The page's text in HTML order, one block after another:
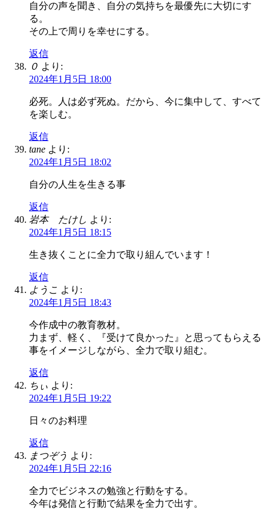
自分の声を聞き、自分の気持ちを最優先に大切にす
る。
その上で周りを幸せにする。
返信
０ より:
2024年1月5日 18:00
必死。人は必ず死ぬ。だから、今に集中して、すべて
を楽しむ。
返信
tane より:
2024年1月5日 18:02
自分の人生を生きる事
返信
岩本 たけし より:
2024年1月5日 18:15
生き抜くことに全力で取り組んでいます！
返信
ようこ より:
2024年1月5日 18:43
今作成中の教育教材。
力まず、軽く、『受けて良かった』と思ってもらえる
事をイメージしながら、全力で取り組む。
返信
ちぃ より:
2024年1月5日 19:22
日々のお料理
返信
まつぞう より:
2024年1月5日 22:16
全力でビジネスの勉強と行動をする。
今年は発信と行動で結果を全力で出す。